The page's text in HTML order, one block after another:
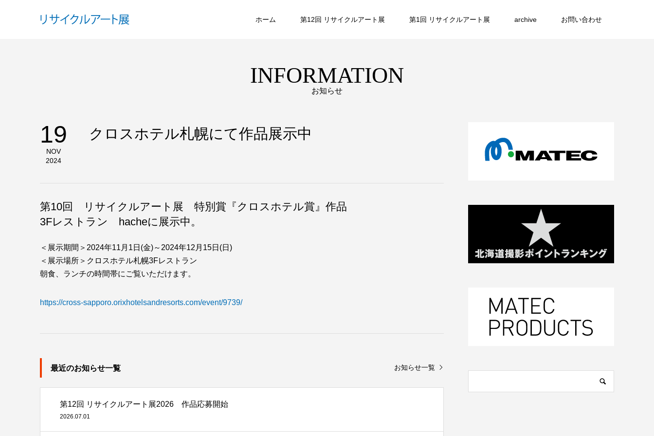
ホーム 第12回 リサイクルアート展 第1回 リサイクルアート展 archive お問い合わせ
INFORMATION
お知らせ
19
NOV
2024
クロスホテル札幌にて作品展示中
第10回 リサイクルアート展 特別賞『クロスホテル賞』作品
3Fレストラン hacheに展示中。
＜展示期間＞2024年11月1日(金)～2024年12月15日(日)
＜展示場所＞クロスホテル札幌3Fレストラン
朝食、ランチの時間帯にご覧いただけます。
https://cross-sapporo.orixhotelsandresorts.com/event/9739/
最近のお知らせ一覧 お知らせ一覧
第12回 リサイクルアート展2026 作品応募開始
2026.07.01